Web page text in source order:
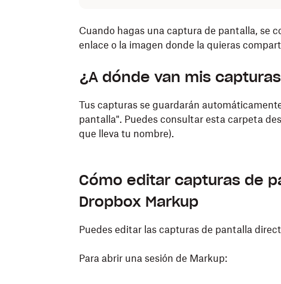
Cuando hagas una captura de pantalla, se
enlace o la imagen donde la quieras
¿A dónde van mis
Tus capturas se guardarán
pantalla". Puedes consultar esta carpeta
que lleva tu nombre).
Cómo editar capturas de
Dropbox Markup
Puedes editar las capturas de pantalla
Para abrir una sesión de Markup: